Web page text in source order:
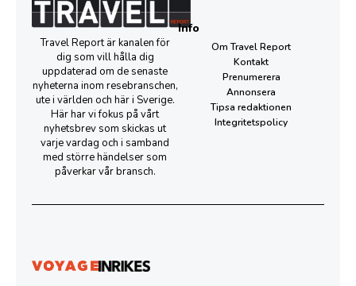
Travel Report är kanalen för
dig som vill hålla dig
uppdaterad om de senaste
nyheterna inom resebranschen,
ute i världen och här i Sverige.
Här har vi fokus på vårt
nyhetsbrev som skickas ut
varje vardag och i samband
med större händelser som
påverkar vår bransch.
Info
Om Travel Report
Kontakt
Prenumerera
Annonsera
Tipsa redaktionen
Integritetspolicy